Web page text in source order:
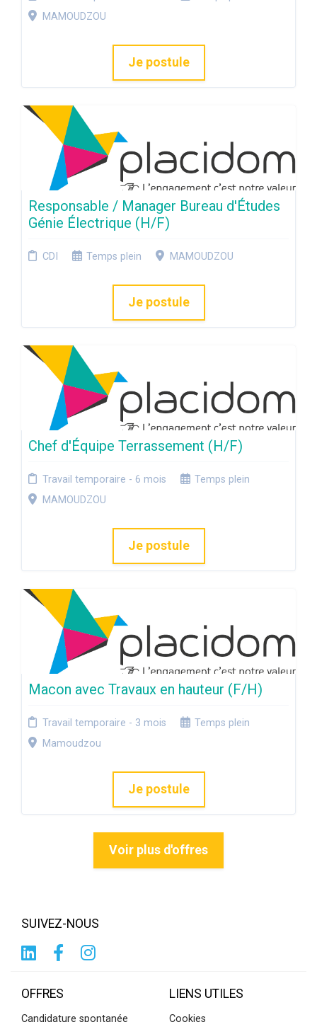
MAMOUDZOU
Je postule
Responsable / Manager Bureau d'Études
Génie Électrique (H/F)
CDI Temps plein MAMOUDZOU
Je postule
Chef d'Équipe Terrassement (H/F)
Travail temporaire - 6 mois
Temps plein
MAMOUDZOU
Je postule
Macon avec Travaux en hauteur (F/H)
Travail temporaire - 3 mois
Temps plein
Mamoudzou
Je postule
Voir plus d'offres
SUIVEZ-NOUS
OFFRES
Candidature spontanée
LIENS UTILES
Cookies